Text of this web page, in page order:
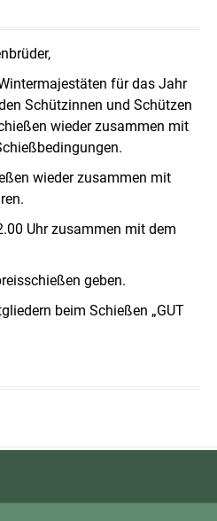
für das Jahr
Schützinnen und Schützen
wieder zusammen mit
wieder zusammen mit
Uhr zusammen mit dem
geben.
beim Schießen „GUT